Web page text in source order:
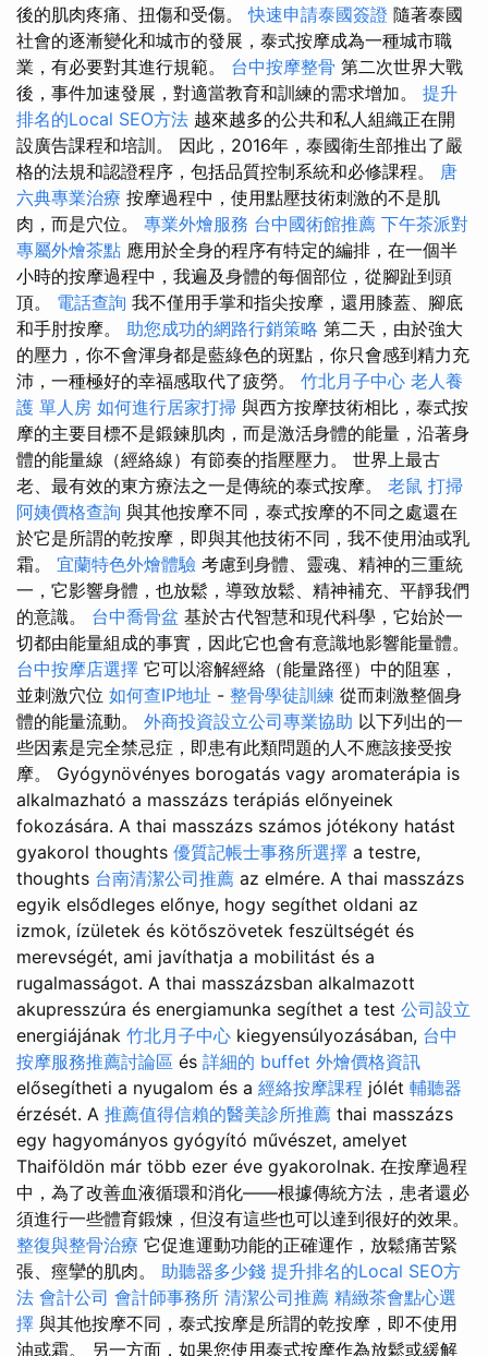
後的肌肉疼痛、扭傷和受傷。快速申請泰國簽證 隨著泰國
社會的逐漸變化和城市的發展，泰式按摩成為一種城市職
業，有必要對其進行規範。 台中按摩整骨 第二次世界大戰
後，事件加速發展，對適當教育和訓練的需求增加。 提升
排名的Local SEO方法 越來越多的公共和私人組織正在開
設廣告課程和培訓。 因此，2016年，泰國衛生部推出了嚴
格的法規和認證程序，包括品質控制系統和必修課程。 唐
六典專業治療 按摩過程中，使用點壓技術刺激的不是肌
肉，而是穴位。 專業外燴服務 台中國術館推薦 下午茶派對
專屬外燴茶點 應用於全身的程序有特定的編排，在一個半
小時​​的按摩過程中，我遍及身體的每個部位，從腳趾到頭
頂。 電話查詢 我不僅用手掌和指尖按摩，還用膝蓋、腳底
和手肘按摩。 助您成功的網路行銷策略 第二天，由於強大
的壓力，你不會渾身都是藍綠色的斑點，你只會感到精力充
沛，一種極好的幸福感取代了疲勞。 竹北月子中心 老人養
護 單人房 如何進行居家打掃 與西方按摩技術相比，泰式按
摩的主要目標不是鍛鍊肌肉，而是激活身體的能量，沿著身
體的能量線（經絡線）有節奏的指壓壓力。 世界上最古
老、最有效的東方療法之一是傳統的泰式按摩。 老鼠 打掃
阿姨價格查詢 與其他按摩不同，泰式按摩的不同之處還在
於它是所謂的乾按摩，即與其他技術不同，我不使用油或乳
霜。 宜蘭特色外燴體驗 考慮到身體、靈魂、精神的三重統
一，它影響身體，也放鬆，導致放鬆、精神補充、平靜我們
的意識。 台中喬骨盆 基於古代智慧和現代科學，它始於一
切都由能量組成的事實，因此它也會有意識地影響能量體。
台中按摩店選擇 它可以溶解經絡（能量路徑）中的阻塞，
並刺激穴位 如何查IP地址 - 整骨學徒訓練 從而刺激整個身
體的能量流動。 外商投資設立公司專業協助 以下列出的一
些因素是完全禁忌症，即患有此類問題的人不應該接受按
摩。 Gyógynövényes borogatás vagy aromaterápia is
alkalmazható a masszázs terápiás előnyeinek
fokozására. A thai masszázs számos jótékony hatást
gyakorol thoughts 優質記帳士事務所選擇 a testre,
thoughts 台南清潔公司推薦 az elmére. A thai masszázs
egyik elsődleges előnye, hogy segíthet oldani az
izmok, ízületek és kötőszövetek feszültségét és
merevségét, ami javíthatja a mobilitást és a
rugalmasságot. A thai masszázsban alkalmazott
akupresszúra és energiamunka segíthet a test 公司設立
energiájának 竹北月子中心 kiegyensúlyozásában, 台中
按摩服務推薦討論區 és 詳細的 buffet 外燴價格資訊
elősegítheti a nyugalom és a 經絡按摩課程 jólét 輔聽器
érzését. A 推薦值得信賴的醫美診所推薦 thai masszázs
egy hagyományos gyógyító művészet, amelyet
Thaiföldön már több ezer éve gyakorolnak. 在按摩過程
中，為了改善血液循環和消化——根據傳統方法，患者還必
須進行一些體育鍛煉，但沒有這些也可以達到很好的效果。
整復與整骨治療 它促進運動功能的正確運作，放鬆痛苦緊
張、痙攣的肌肉。 助聽器多少錢 提升排名的Local SEO方
法 會計公司 會計師事務所 清潔公司推薦 精緻茶會點心選
擇 與其他按摩不同，泰式按摩是所謂的乾按摩，即不使用
油或霜。 另一方面，如果您使用泰式按摩作為放鬆或緩解